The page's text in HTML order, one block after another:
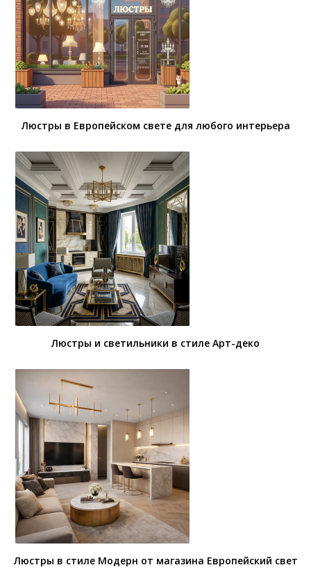
Люстры в Европейском свете для любого интерьера
Люстры и светильники в стиле Арт-деко
Люстры в стиле Модерн от магазина Европейский свет